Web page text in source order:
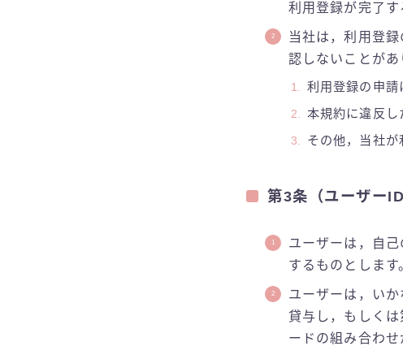
利用登録が完了す
当社は，利用登
認しないことがあ
利用登録の申
本規約に違反
その他，当社
第3条（ユーザー
ユーザーは，自
するものとします
ユーザーは，い
貸与し，もしく
ードの組み合わ